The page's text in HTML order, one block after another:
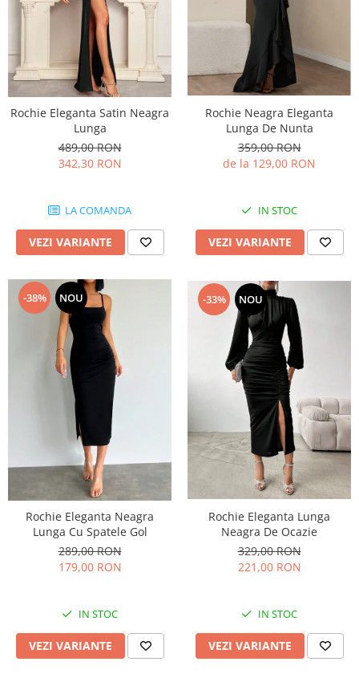
Rochie Eleganta Satin Neagra
Lunga
489,00 RON
342,30 RON
LA COMANDA
VEZI VARIANTE
Rochie Neagra Eleganta
Lunga De Nunta
359,00 RON
de la 129,00 RON
IN STOC
VEZI VARIANTE
-38% NOU
Rochie Eleganta Neagra
Lunga Cu Spatele Gol
289,00 RON
179,00 RON
IN STOC
VEZI VARIANTE
-33% NOU
Rochie Eleganta Lunga
Neagra De Ocazie
329,00 RON
221,00 RON
IN STOC
VEZI VARIANTE